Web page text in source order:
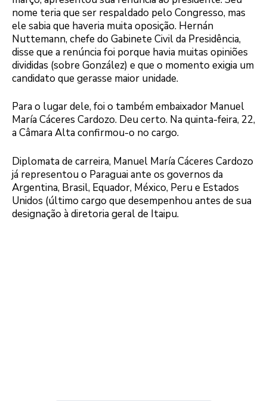
nome teria que ser respaldado pelo Congresso, mas
ele sabia que haveria muita oposição. Hernán
Nuttemann, chefe do Gabinete Civil da Presidência,
disse que a renúncia foi porque havia muitas opiniões
divididas (sobre González) e que o momento exigia um
candidato que gerasse maior unidade.
Para o lugar dele, foi o também embaixador Manuel
María Cáceres Cardozo. Deu certo. Na quinta-feira, 22,
a Câmara Alta confirmou-o no cargo.
Diplomata de carreira, Manuel María Cáceres Cardozo
já representou o Paraguai ante os governos da
Argentina, Brasil, Equador, México, Peru e Estados
Unidos (último cargo que desempenhou antes de sua
designação à diretoria geral de Itaipu.